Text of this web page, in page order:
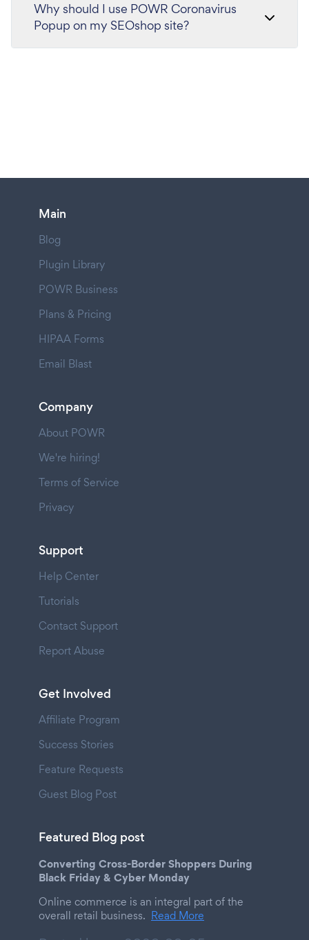
Why should I use POWR Coronavirus
Popup on my SEOshop site?
Main
Blog
Plugin Library
POWR Business
Plans & Pricing
HIPAA Forms
Email Blast
Company
About POWR
We're hiring!
Terms of Service
Privacy
Support
Help Center
Tutorials
Contact Support
Report Abuse
Get Involved
Affiliate Program
Success Stories
Feature Requests
Guest Blog Post
Featured Blog post
Converting Cross-Border Shoppers During
Black Friday & Cyber Monday
Online commerce is an integral part of the
overall retail business. Read More